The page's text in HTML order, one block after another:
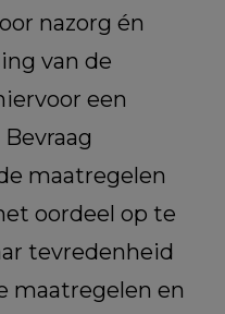
nazorg én
van de
een
maatregelen
oordeel op te
tevredenheid
maatregelen en